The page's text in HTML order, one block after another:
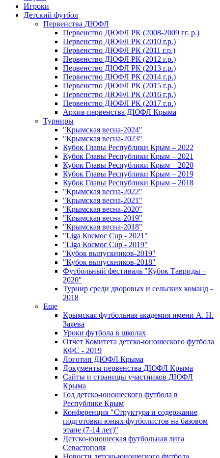
Игроки
Детский футбол
Первенства ДЮФЛ
Первенство ДЮФЛ РК (2008-2009 гг. р.)
Первенство ДЮФЛ РК (2010 г.р.)
Первенство ДЮФЛ РК (2011 г.р.)
Первенство ДЮФЛ РК (2012 г.р.)
Первенство ДЮФЛ РК (2013 г.р.)
Первенство ДЮФЛ РК (2014 г.р.)
Первенство ДЮФЛ РК (2015 г.р.)
Первенство ДЮФЛ РК (2016 г.р.)
Первенство ДЮФЛ РК (2017 г.р.)
Архив первенства ДЮФЛ Крыма
Турниры
"Крымская весна-2024"
"Крымская весна-2023"
Кубок Главы Республики Крым – 2022
Кубок Главы Республики Крым – 2021
Кубок Главы Республики Крым – 2020
Кубок Главы Республики Крым – 2019
Кубок Главы Республики Крым – 2018
"Крымская весна-2022"
"Крымская весна-2021"
"Крымская весна-2020"
"Крымская весна-2019"
"Крымская весна-2018"
"Liga Космос Cup - 2021"
"Liga Космос Cup - 2019"
"Кубок выпускников-2019"
"Кубок выпускников-2018"
Футбольный фестиваль "Кубок Тавриды –
2020"
Турнир среди дворовых и сельских команд -
2018
Еще
Крымская футбольная академия имени А. Н.
Заяева
Уроки футбола в школах
Отчет Комитета детско-юношеского футбола
КФС - 2019
Логотип ДЮФЛ Крыма
Документы первенства ДЮФЛ Крыма
Сайты и страницы участников ДЮФЛ
Крыма
Год детско-юношеского футбола в
Республике Крым
Конференция "Структура и содержание
подготовки юных футболистов на базовом
этапе (7-14 лет)"
Детско-юношеская футбольная лига
Севастополя
Новости детско-юношеского футбола